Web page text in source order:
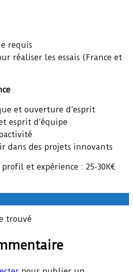
requis
réaliser les essais (France et
et ouverture d’esprit
esprit d’équipe
dans des projets innovants
et expérience : 25-30K€
trouvé